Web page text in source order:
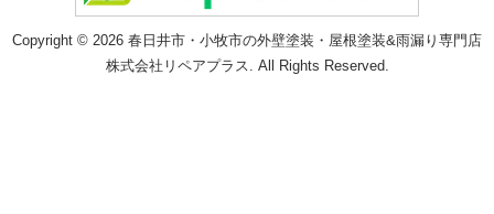
Copyright © 2026 春日井市・小牧市の外壁塗装・屋根塗装&雨漏り専門店
株式会社リペアプラス. All Rights Reserved.